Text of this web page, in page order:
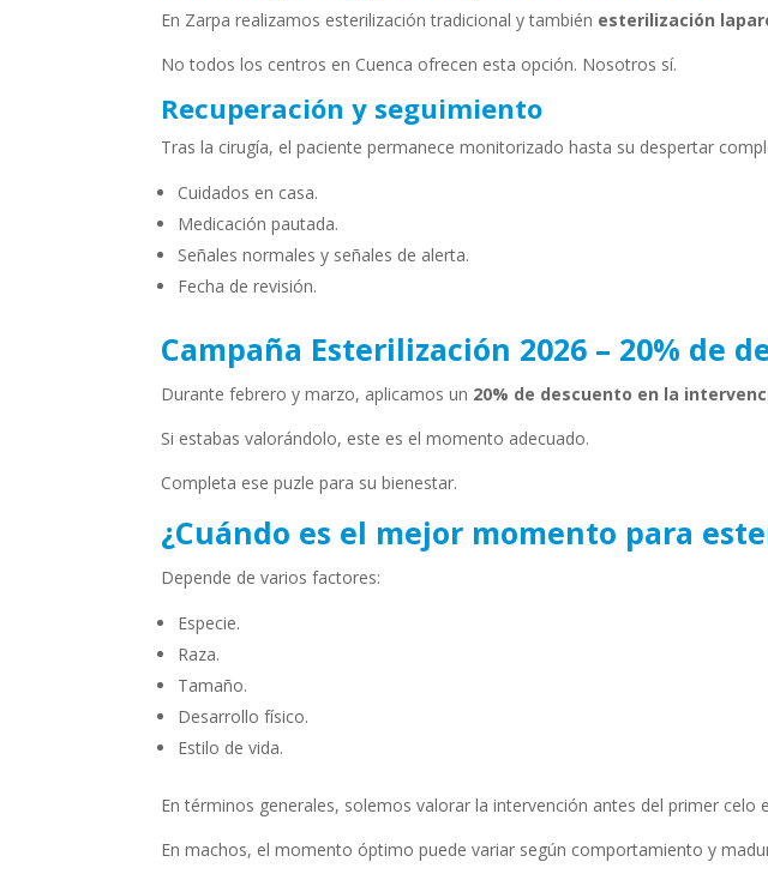
En Zarpa realizamos esterilización tradicional y también esterilización
No todos los centros en Cuenca ofrecen esta opción. Nosotros sí.
Recuperación y seguimiento
Tras la cirugía, el paciente permanece monitorizado hasta su despertar
Cuidados en casa.
Medicación pautada.
Señales normales y señales de alerta.
Fecha de revisión.
Campaña Esterilización 2026 – 20% de
Durante febrero y marzo, aplicamos un 20% de descuento en la
Si estabas valorándolo, este es el momento adecuado.
Completa ese puzle para su bienestar.
¿Cuándo es el mejor momento para
Depende de varios factores:
Especie.
Raza.
Tamaño.
Desarrollo físico.
Estilo de vida.
En términos generales, solemos valorar la intervención antes del primer celo
En machos, el momento óptimo puede variar según comportamiento y